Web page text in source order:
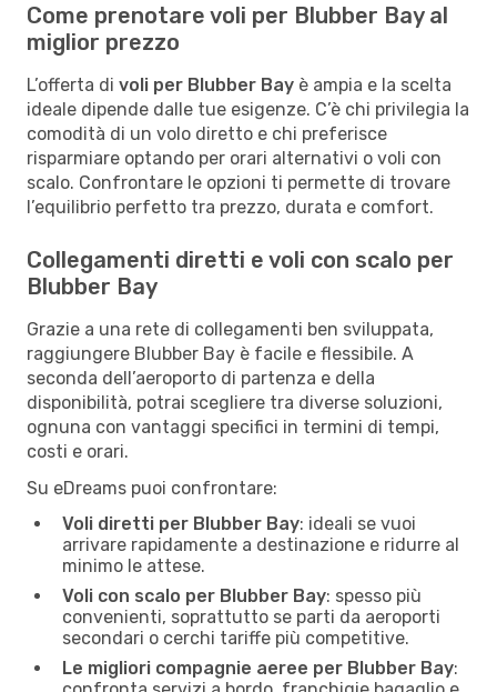
Come prenotare voli per Blubber Bay al
miglior prezzo
L’offerta di voli per Blubber Bay è ampia e la scelta
ideale dipende dalle tue esigenze. C’è chi privilegia la
comodità di un volo diretto e chi preferisce
risparmiare optando per orari alternativi o voli con
scalo. Confrontare le opzioni ti permette di trovare
l’equilibrio perfetto tra prezzo, durata e comfort.
Collegamenti diretti e voli con scalo per
Blubber Bay
Grazie a una rete di collegamenti ben sviluppata,
raggiungere Blubber Bay è facile e flessibile. A
seconda dell’aeroporto di partenza e della
disponibilità, potrai scegliere tra diverse soluzioni,
ognuna con vantaggi specifici in termini di tempi,
costi e orari.
Su eDreams puoi confrontare:
Voli diretti per Blubber Bay: ideali se vuoi
arrivare rapidamente a destinazione e ridurre al
minimo le attese.
Voli con scalo per Blubber Bay: spesso più
convenienti, soprattutto se parti da aeroporti
secondari o cerchi tariffe più competitive.
Le migliori compagnie aeree per Blubber Bay: